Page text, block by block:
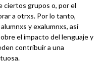
ciertos grupos o, por el
a otrxs. Por lo tanto,
y exalumnxs, así
el impacto del lenguaje y
contribuir a una